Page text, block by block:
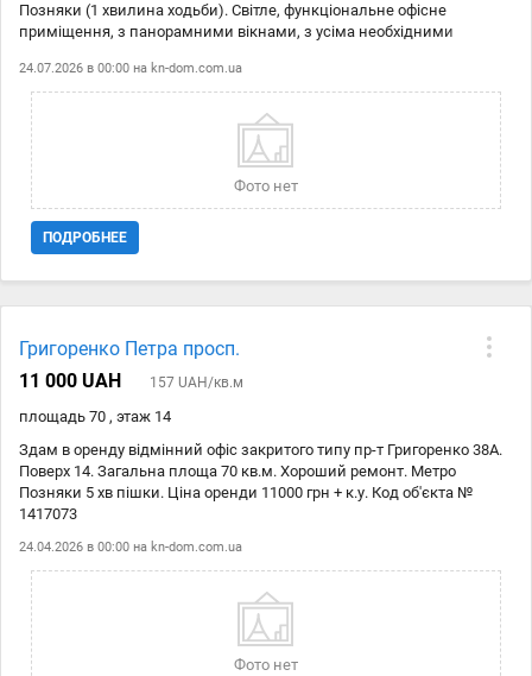
Позняки (1 хвилина ходьби). Світле, функціональне офісне
приміщення, з панорамними вікнами, з усіма необхідними
Цілодобова охорона. Відмінна інфраструктура: поруч торгові центри,
банки, кафе, ресторани, ТЦ Піраміда, підземний паркінг, поряд з
бізнес-центром безкоштовна парковка.
24.07.2026 в 00:00 на kn-dom.com.ua
Фото нет
ПОДРОБНЕЕ
Григоренко Петра просп.
11 000 UAH
157 UAH/кв.м
площадь 70 , этаж 14
Здам в оренду відмінний офіс закритого типу пр-т Григоренко 38А.
Поверх 14. Загальна площа 70 кв.м. Хороший ремонт. Метро
Позняки 5 хв пішки. Ціна оренди 11000 грн + к.у. Код об'єкта №
1417073
24.04.2026 в 00:00 на kn-dom.com.ua
Фото нет